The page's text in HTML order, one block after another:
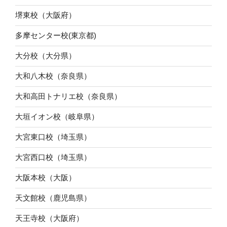
堺東校（大阪府）
多摩センター校(東京都)
大分校（大分県）
大和八木校（奈良県）
大和高田トナリエ校（奈良県）
大垣イオン校（岐阜県）
大宮東口校（埼玉県）
大宮西口校（埼玉県）
大阪本校（大阪）
天文館校（鹿児島県）
天王寺校（大阪府）